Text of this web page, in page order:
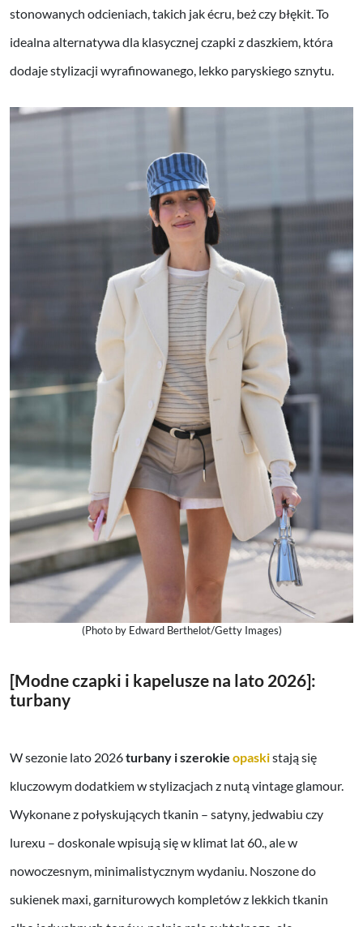
stonowanych odcieniach, takich jak écru, beż czy błękit. To
idealna alternatywa dla klasycznej czapki z daszkiem, która
dodaje stylizacji wyrafinowanego, lekko paryskiego sznytu.
(Photo by Edward Berthelot/Getty Images)
[Modne czapki i kapelusze na lato 2026]:
turbany
W sezonie lato 2026turbany i szerokie opaskistają się
kluczowym dodatkiem w stylizacjach z nutą vintage glamour.
Wykonane z połyskujących tkanin – satyny, jedwabiu czy
lurexu – doskonale wpisują się w klimat lat 60., ale w
nowoczesnym, minimalistycznym wydaniu. Noszone do
sukienek maxi, garniturowych kompletów z lekkich tkanin